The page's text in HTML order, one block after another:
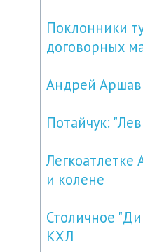
Поклонники
договорных
Андрей
Потайчук:
и колене
Столичное
КХЛ